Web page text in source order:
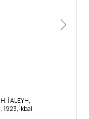
İ ALEYH,
1923, İkbal